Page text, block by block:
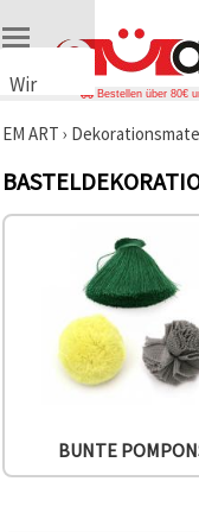
Wir
Cookies
verwenden
Technologien,
ordnungsgemäße
Funktionieren
der Website
sicherzustellen,
Nutzungserlebnis
und, mit
Ihrer
Bestellen über 80€
EM ART ›
BUNTE